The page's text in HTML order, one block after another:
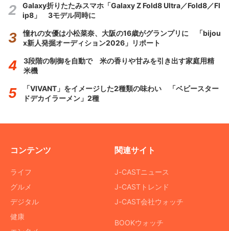
Galaxy折りたたみスマホ「Galaxy Z Fold8 Ultra／Fold8／Fl
ip8」 3モデル同時に
憧れの女優は小松菜奈、大阪の16歳がグランプリに 「bijou
x新人発掘オーディション2026」リポート
3段階の制御を自動で 米の香りや甘みを引き出す家庭用精
米機
「VIVANT」をイメージした2種類の味わい 「ベビースター
ドデカイラーメン」2種
コンテンツ
ライフ
グルメ
デジタル
健康
関連サイト
J-CASTニュース
J-CASTトレンド
J-CAST会社ウォッチ
BOOKウォッチ